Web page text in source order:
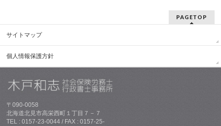
PAGETOP
サイトマップ
個人情報保護方針
〒090-0058
北海道北見市高栄西町１丁目７－７
TEL : 0157-23-0044 / FAX : 0157-25-